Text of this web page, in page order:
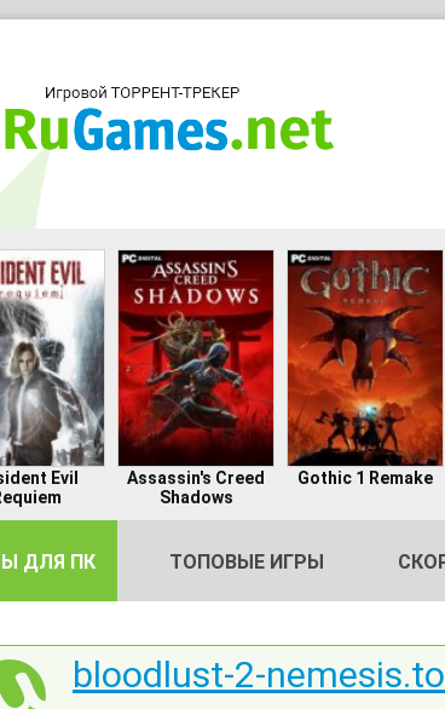
Evil
Assassin's Creed
Shadows
Gothic 1 Remake
ДЛЯ ПК ТОПОВЫЕ ИГРЫ
bloodlust-2-